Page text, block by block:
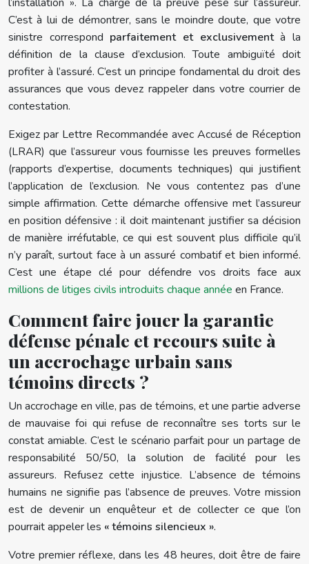
C’est à lui de démontrer, sans le moindre doute, que votre
sinistre correspond parfaitement et exclusivementà la
définition de la clause d’exclusion. Toute ambiguïté doit
profiter à l’assuré. C’est un principe fondamental du droit des
assurances que vous devez rappeler dans votre courrier de
contestation.
Exigez par Lettre Recommandée avec Accusé de Réception
(LRAR) que l’assureur vous fournisse les preuves formelles
(rapports d’expertise, documents techniques) qui justifient
l’application de l’exclusion. Ne vous contentez pas d’une
simple affirmation. Cette démarche offensive met l’assureur
en position défensive : il doit maintenant justifier sa décision
de manière irréfutable, ce qui est souvent plus difficile qu’il
n’y paraît, surtout face à un assuré combatif et bien informé.
C’est une étape clé pour défendre vos droits face aux
millions de litiges civils introduits chaque année en France.
Comment faire jouer la garantie
défense pénale et recours suite à
un accrochage urbain sans
témoins directs ?
Un accrochage en ville, pas de témoins, et une partie adverse
de mauvaise foi qui refuse de reconnaître ses torts sur le
constat amiable. C’est le scénario parfait pour un partage de
responsabilité 50/50, la solution de facilité pour les
assureurs. Refusez cette injustice. L’absence de témoins
humains ne signifie pas l’absence de preuves. Votre mission
est de devenir un enquêteur et de collecter ce que l’on
pourrait appeler les « témoins silencieux ».
Votre premier réflexe, dans les 48 heures, doit être de faire